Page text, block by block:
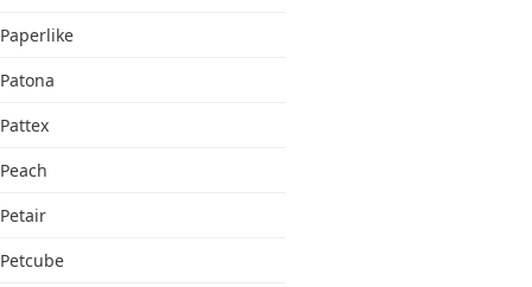
Paperlike
Patona
Pattex
Peach
Petair
Petcube